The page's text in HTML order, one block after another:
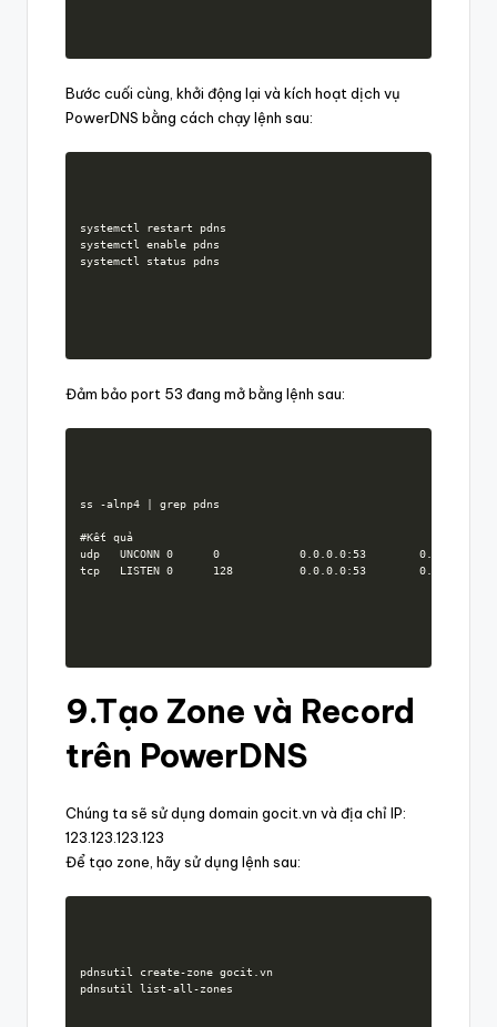
Bước cuối cùng, khởi động lại và kích hoạt dịch vụ
PowerDNS bằng cách chạy lệnh sau:
systemctl restart pdns
systemctl enable pdns
systemctl status pdns
Đảm bảo port 53 đang mở bằng lệnh sau:
ss -alnp4 | grep pdns
#Kết quả
udp   UNCONN 0      0            0.0.0.0:53        0.0.0.0:*
tcp   LISTEN 0      128          0.0.0.0:53        0.0.0.0:*
9.Tạo Zone và Record
trên PowerDNS
Chúng ta sẽ sử dụng domain gocit.vn và địa chỉ IP:
123.123.123.123
Để tạo zone, hãy sử dụng lệnh sau:
pdnsutil create-zone gocit.vn
pdnsutil list-all-zones